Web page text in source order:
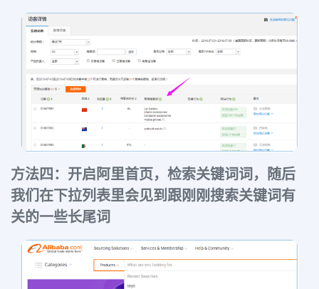
方法四：开启阿里首页，检索关键词词，随后
我们在下拉列表里会见到跟刚刚搜索关键词有
关的一些长尾词